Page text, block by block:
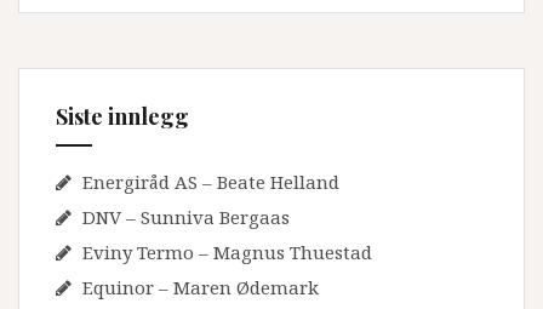
Siste innlegg
Energiråd AS – Beate Helland
DNV – Sunniva Bergaas
Eviny Termo – Magnus Thuestad
Equinor – Maren Ødemark